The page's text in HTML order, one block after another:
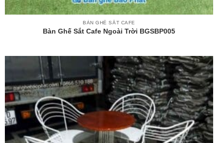
BÀN GHẾ SẮT CAFE
Bàn Ghế Sắt Cafe Ngoài Trời BGSBP005